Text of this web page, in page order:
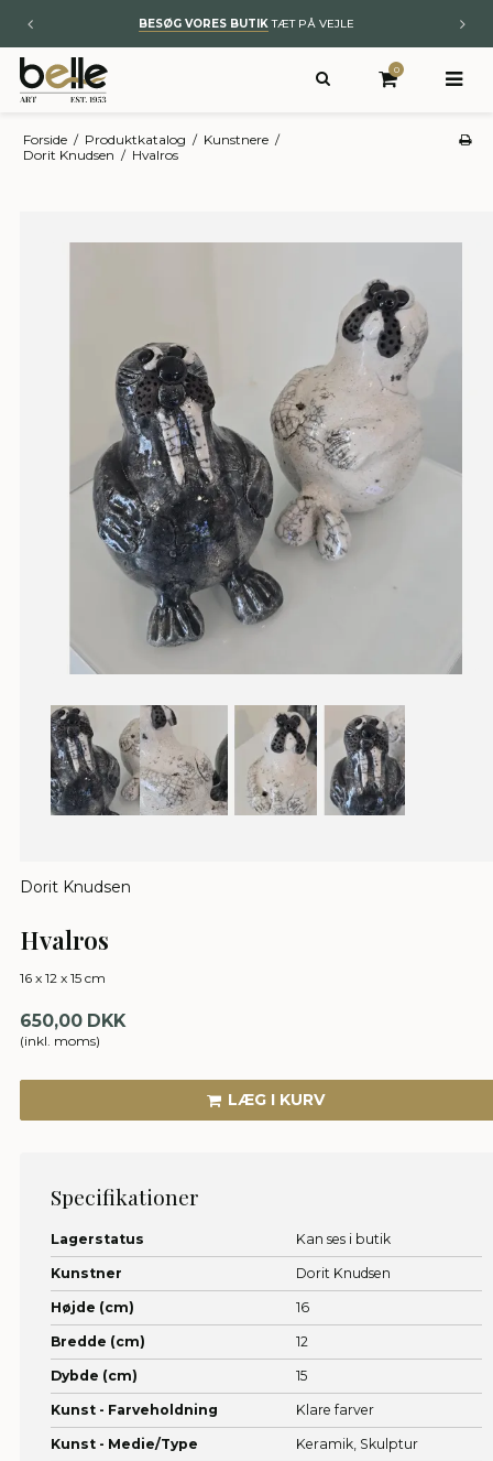
BYT TIL NYT– KUNST OG ÆGTE TÆPPER
0
Forside / Produktkatalog / Kunstnere /
Dorit Knudsen / Hvalros
Dorit Knudsen
Hvalros
16 x 12 x 15 cm
650,00 DKK
(inkl. moms)
LÆG I KURV
Specifikationer
Lagerstatus Kan ses i butik
Kunstner Dorit Knudsen
Højde (cm) 16
Bredde (cm) 12
Dybde (cm) 15
Kunst - Farveholdning Klare farver
Kunst - Medie/Type Keramik, Skulptur